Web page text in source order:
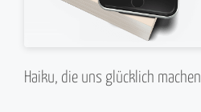
Haiku, die uns glücklich machen